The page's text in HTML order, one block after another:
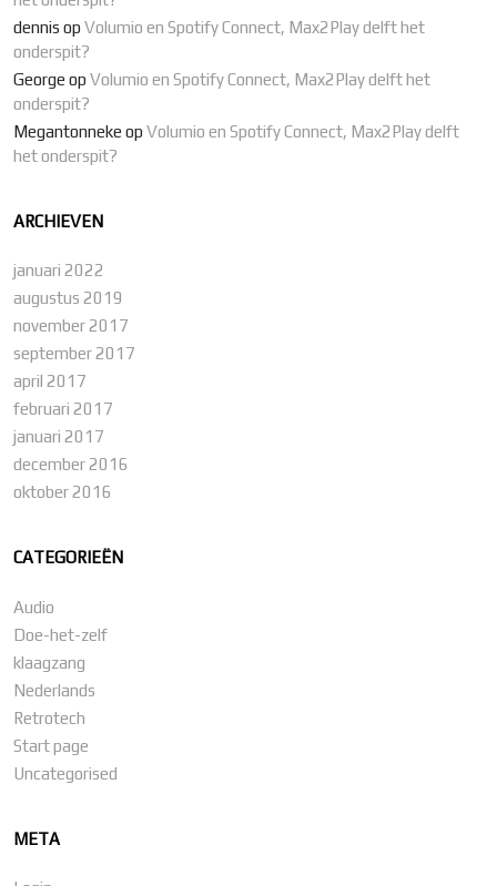
dennis op Volumio en Spotify Connect, Max2Play delft het
onderspit?
George op Volumio en Spotify Connect, Max2Play delft het
onderspit?
Megantonneke op Volumio en Spotify Connect, Max2Play delft
het onderspit?
ARCHIEVEN
januari 2022
augustus 2019
november 2017
september 2017
april 2017
februari 2017
januari 2017
december 2016
oktober 2016
CATEGORIEËN
Audio
Doe-het-zelf
klaagzang
Nederlands
Retrotech
Start page
Uncategorised
META